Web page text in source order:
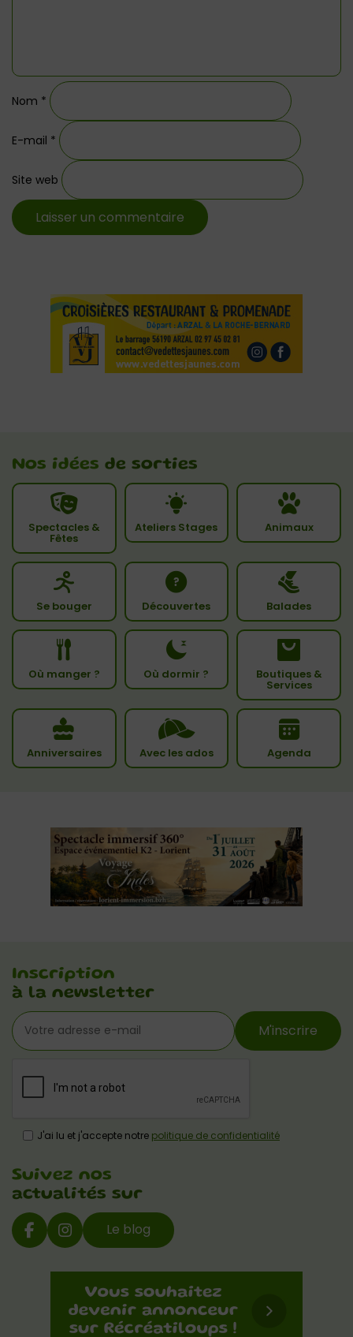
Nom *
E-mail *
Site web
Nos idées de sorties
Spectacles &
Fêtes
Ateliers Stages Animaux
Se bouger Découvertes Balades
Où manger ? Où dormir ? Boutiques &
Services
Anniversaires Avec les ados Agenda
Inscription
à la newsletter
M'inscrire
J'ai lu et j'accepte notre politique de confidentialité
Suivez nos
actualités sur
Le blog